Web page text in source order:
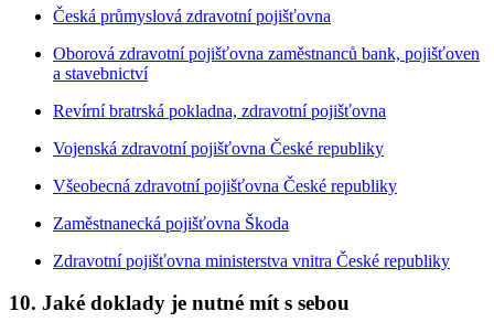
Česká průmyslová zdravotní pojišťovna
Oborová zdravotní pojišťovna zaměstnanců bank, pojišťoven
a stavebnictví
Revírní bratrská pokladna, zdravotní pojišťovna
Vojenská zdravotní pojišťovna České republiky
Všeobecná zdravotní pojišťovna České republiky
Zaměstnanecká pojišťovna Škoda
Zdravotní pojišťovna ministerstva vnitra České republiky
10. Jaké doklady je nutné mít s sebou